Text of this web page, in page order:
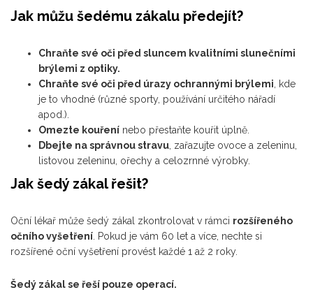
Jak můžu šedému zákalu předejít?
Chraňte své oči před sluncem kvalitními slunečními
brýlemi z optiky.
Chraňte své oči před úrazy ochrannými brýlemi , kde
je to vhodné (různé sporty, používání určitého nářadí
apod.).
Omezte kouření nebo přestaňte kouřit úplně.
Dbejte na správnou stravu , zařazujte ovoce a zeleninu,
listovou zeleninu, ořechy a celozrnné výrobky.
Jak šedý zákal řešit?
Oční lékař může šedý zákal zkontrolovat v rámci rozšířeného
očního vyšetření . Pokud je vám 60 let a více, nechte si
rozšířené oční vyšetření provést každé 1 až 2 roky.
Šedý zákal se řeší pouze operací.